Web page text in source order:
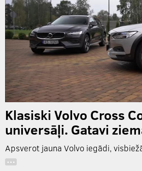
Klasiski Volvo Cross
universāļi. Gatavi
Apsverot jauna Volvo iegādi,
…